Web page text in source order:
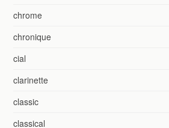
chrome
chronique
cial
clarinette
classic
classical